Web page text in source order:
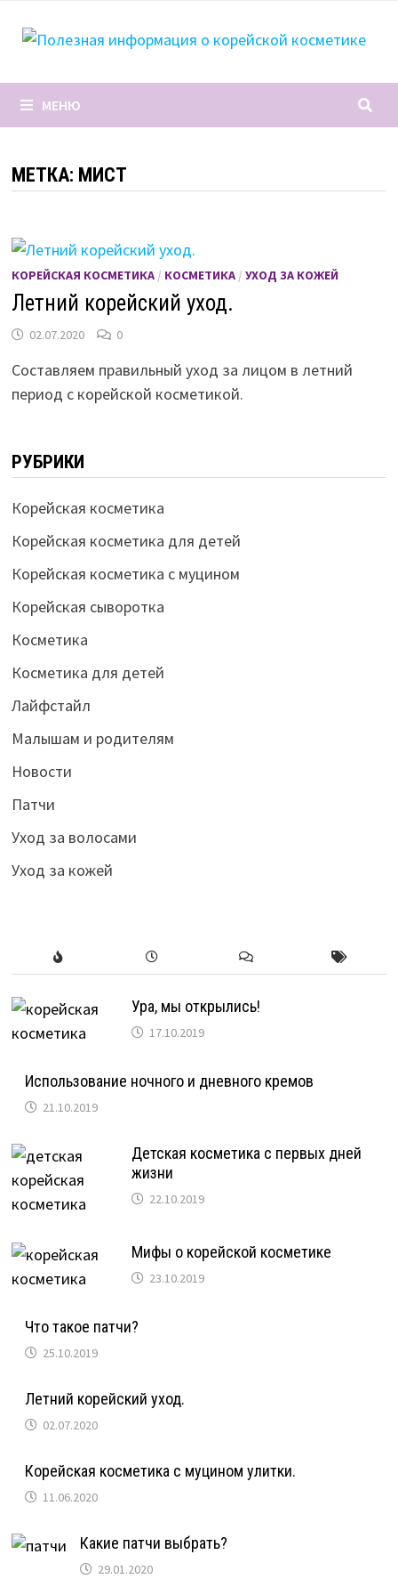
МЕНЮ
МЕТКА: МИСТ
КОРЕЙСКАЯ КОСМЕТИКА/ КОСМЕТИКА/ УХОД ЗА КОЖЕЙ
Летний корейский уход.
02.07.2020 0
Составляем правильный уход за лицом в летний
период с корейской косметикой.
РУБРИКИ
Корейская косметика
Корейская косметика для детей
Корейская косметика с муцином
Корейская сыворотка
Косметика
Косметика для детей
Лайфстайл
Малышам и родителям
Новости
Патчи
Уход за волосами
Уход за кожей
Ура, мы открылись!
17.10.2019
Использование ночного и дневного кремов
21.10.2019
Детская косметика с первых дней
жизни
22.10.2019
Мифы о корейской косметике
23.10.2019
Что такое патчи?
25.10.2019
Летний корейский уход.
02.07.2020
Корейская косметика с муцином улитки.
11.06.2020
Какие патчи выбрать?
29.01.2020